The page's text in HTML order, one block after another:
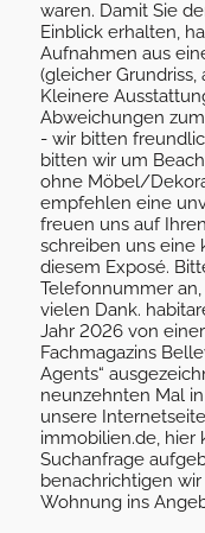
waren. Damit Sie
Einblick erhalten,
Aufnahmen aus
(gleicher
Kleinere
Abweichungen
- wir bitten
bitten wir um
ohne Möbel/
empfehlen eine
freuen uns auf
schreiben uns eine
diesem Exposé.
Telefonnummer
vielen Dank.
Jahr 2026 von
Fachmagazins
Agents“
neunzehnten Mal
unsere
immobilien.de, hier
Suchanfrage
benachrichtigen
Wohnung ins